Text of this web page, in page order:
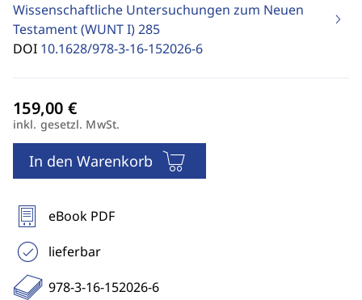
Wissenschaftliche Untersuchungen zum Neuen
Testament (WUNT I)285
DOI 10.1628/978-3-16-152026-6
inkl. gesetzl. MwSt.
In den Warenkorb
eBook PDF
lieferbar
978-3-16-152026-6